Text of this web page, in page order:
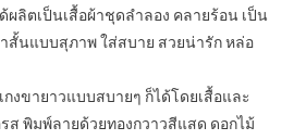
ผลิตเป็นเสื้อผ้าชุดลำลอง คลายร้อน เป็น
าสั้นแบบสุภาพ ใส่สบาย สวยน่ารัก หล่อ
กงขายาวแบบสบายๆ ก็ได้โดยเสื้อและ
ส พิมพ์ลายด้วยทองกวาวสีแสด ดอกไม้